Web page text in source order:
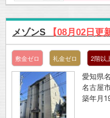
メゾンS 【08月02日更
敷金ゼロ 礼金ゼロ 2階以
愛知県
名古屋
築年月